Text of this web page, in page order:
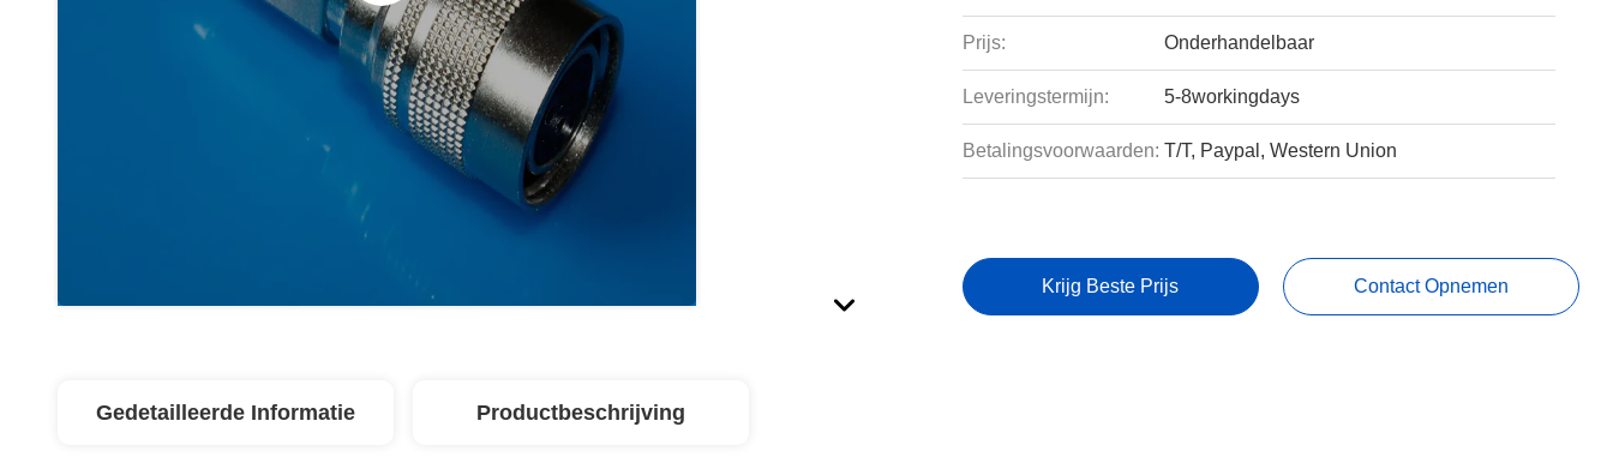
Prijs: Onderhandelbaar
Leveringstermijn: 5-8workingdays
Betalingsvoorwaarden: T/T, Paypal, Western Union
Krijg Beste Prijs Contact Opnemen
Gedetailleerde Informatie Productbeschrijving